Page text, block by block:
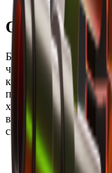
Опис
Брелок выполнен с
четвертьфинала
карте de_mirage в
подчёркивает
xertioN над дымом,
вступление в бой.
символизирует